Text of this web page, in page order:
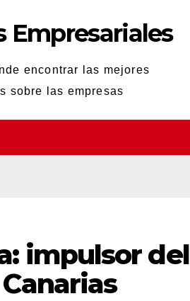
Empresariales
encontrar las mejores
sobre las empresas
impulsor del